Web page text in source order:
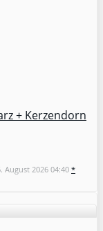
+ Kerzendorn
August 2026 04:40 *